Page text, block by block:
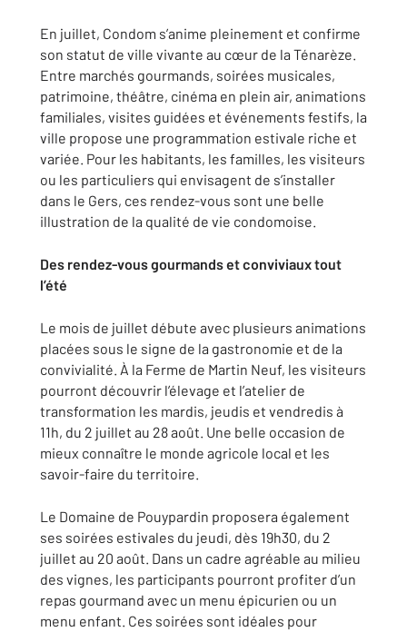
En juillet, Condom s’anime pleinement et confirme
son statut de ville vivante au cœur de la Ténarèze.
Entre marchés gourmands, soirées musicales,
patrimoine, théâtre, cinéma en plein air, animations
familiales, visites guidées et événements festifs, la
ville propose une programmation estivale riche et
variée. Pour les habitants, les familles, les visiteurs
ou les particuliers qui envisagent de s’installer
dans le Gers, ces rendez-vous sont une belle
illustration de la qualité de vie condomoise.
Des rendez-vous gourmands et conviviaux tout
l’été
Le mois de juillet débute avec plusieurs animations
placées sous le signe de la gastronomie et de la
convivialité. À la Ferme de Martin Neuf, les visiteurs
pourront découvrir l’élevage et l’atelier de
transformation les mardis, jeudis et vendredis à
11h, du 2 juillet au 28 août. Une belle occasion de
mieux connaître le monde agricole local et les
savoir-faire du territoire.
Le Domaine de Pouypardin proposera également
ses soirées estivales du jeudi, dès 19h30, du 2
juillet au 20 août. Dans un cadre agréable au milieu
des vignes, les participants pourront profiter d’un
repas gourmand avec un menu épicurien ou un
menu enfant. Ces soirées sont idéales pour